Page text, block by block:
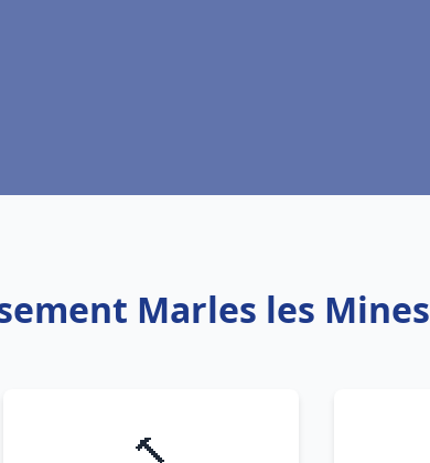
Marles les Mines
🔨